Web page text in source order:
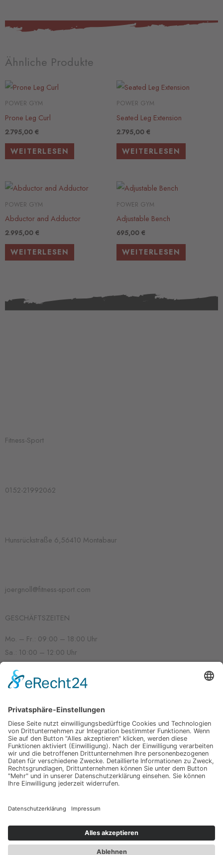
Ähnliche Produkte
POWER GYM
Prone Leg Curl
2.795,00 €
WEITERLESEN
POWER GYM
Seated Leg Extension
2.795,00 €
WEITERLESEN
POWER GYM
Abductor and Adductor
2.995,00 €
WEITERLESEN
POWER GYM
Adjustable Bench
695,00 €
WEITERLESEN
b
o
s
t
a
g
r
a
m
Fitness-Sport
0152-21992062
Hunsrückstraße 6,56410 Montabaur
joergnoll@fitness-sport.com
GESCHÄFTSZEITEN
Mo. – Fr.: 09:00 – 18:00 Uhr
Sa.: 10:00 – 12:00 Uhr
HIER ZUR NEWSLETTER ANMELDUNG
Email
Address
Datenschutzhinweisezur Kenntnis genommen und